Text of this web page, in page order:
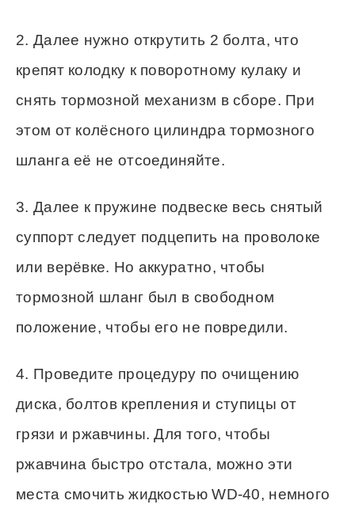
2. Далее нужно открутить 2 болта, что
крепят колодку к поворотному кулаку и
снять тормозной механизм в сборе. При
этом от колёсного цилиндра тормозного
шланга её не отсоединяйте.
3. Далее к пружине подвеске весь снятый
суппорт следует подцепить на проволоке
или верёвке. Но аккуратно, чтобы
тормозной шланг был в свободном
положение, чтобы его не повредили.
4. Проведите процедуру по очищению
диска, болтов крепления и ступицы от
грязи и ржавчины. Для того, чтобы
ржавчина быстро отстала, можно эти
места смочить жидкостью WD-40, немного